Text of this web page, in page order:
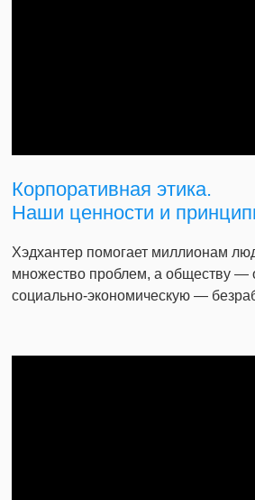
Корпоративная этика.
Наши ценности и
Хэдхантер помогает миллионам
множество проблем, а обществу —
социально-экономическую —